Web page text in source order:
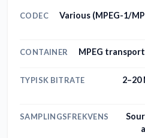
CODEC
Various (MPEG-1/
CONTAINER MPEG
TYPISK BITRATE
2–20
SAMPLINGSFREKVENS